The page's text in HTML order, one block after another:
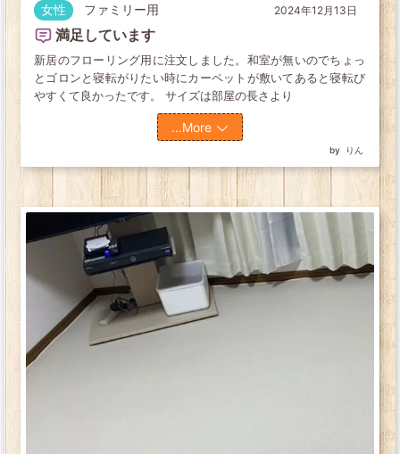
評価
2024年12月13日
りん
女性 ファミリー用
満足しています
新居のフローリング用に注文しました。和室が無いのでちょっ
とゴロンと寝転がりたい時にカーペットが敷いてあると寝転び
やすくて良かったです。 サイズは部屋の長さより
...More